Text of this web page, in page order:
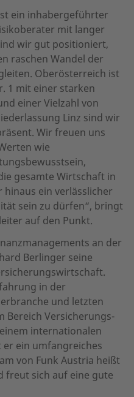
ein inhabergeführter
mit langer
wir gut positioniert,
raschen Wandel der
Oberösterreich ist
1 mit einer starken
einer Vielzahl von
Linz sind wir
Wir freuen uns
wie
gesamte Wirtschaft in
ein verlässlicher
sein zu dürfen“, bringt
auf den Punkt.
an der
Berlinger seine
in der
und letzten
Bereich Versicherungs-
internationalen
ein umfangreiches
von Funk Austria heißt
freut sich auf eine gute